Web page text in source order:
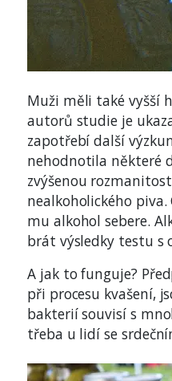
Muži měli také vyšší
autorů studie je
zapotřebí další
nehodnotila některé
zvýšenou
nealkoholického
mu alkohol sebere.
brát výsledky testu s
A jak to funguje?
při procesu kvašení,
bakterií souvisí s
třeba u lidí se